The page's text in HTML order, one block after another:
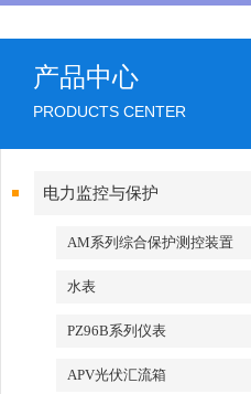
产品中心
PRODUCTS CENTER
电力监控与保护
AM系列综合保护测控装置
水表
PZ96B系列仪表
APV光伏汇流箱